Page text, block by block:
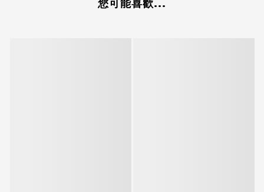
您可能喜歡...